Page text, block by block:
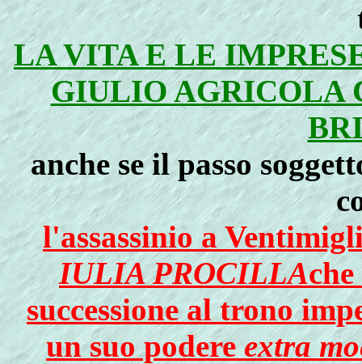
LA VITA E LE
GIULIO AGRICOLA
anche se il passo
l'assassinio a
IULIA PROCILLA
successione al trono
un suo podereextra